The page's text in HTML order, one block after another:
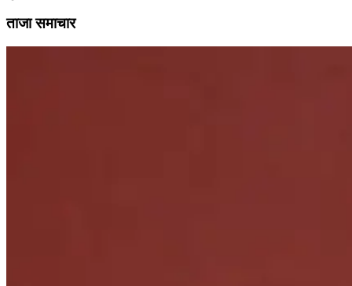
ताजा समाचार